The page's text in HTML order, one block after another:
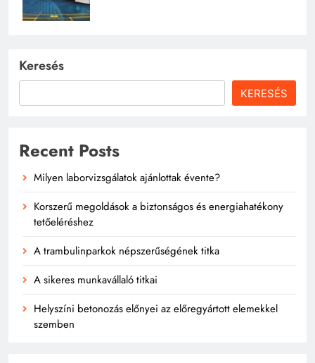
Keresés
KERESÉS
Recent Posts
Milyen laborvizsgálatok ajánlottak évente?
Korszerű megoldások a biztonságos és energiahatékony
tetőeléréshez
A trambulinparkok népszerűségének titka
A sikeres munkavállaló titkai
Helyszíni betonozás előnyei az előregyártott elemekkel
szemben